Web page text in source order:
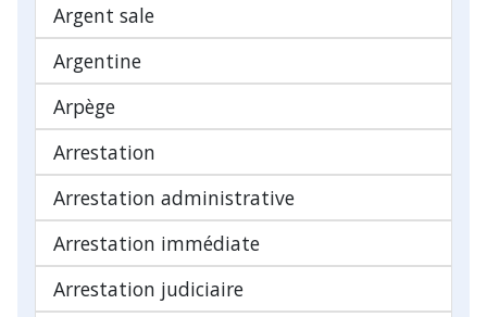
Argent sale
Argentine
Arpège
Arrestation
Arrestation administrative
Arrestation immédiate
Arrestation judiciaire